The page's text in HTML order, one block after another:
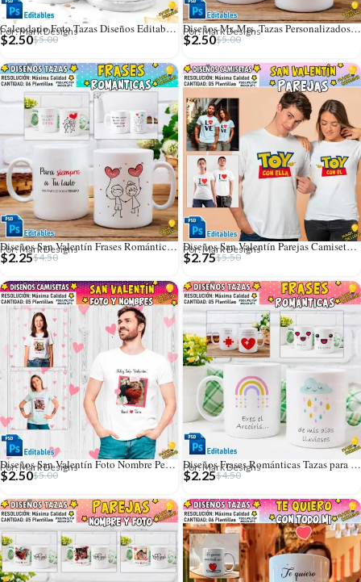
Calendario Foto Tazas Diseños Editables con Fechas
Por: Mark Designs
$5.00
$2.50
Diseños Mr. Mrs. Tazas Personalizados Editables
Por: Mark Designs
$5.00
$2.50
Diseños San Valentín Frases Románticas Tazas
Por: Mark Designs
$4.50
$2.25
Diseños San Valentín Parejas Camisetas Editables
Por: Mark Designs
$5.50
$2.75
Diseños San Valentín Foto Nombre Personalizado Camisetas
Por: Mark Designs
$5.00
$2.50
Diseños Frases Románticas Tazas para San Valentín
Por: Mark Designs
$4.50
$2.25